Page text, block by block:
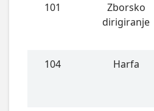
101
Zborsko
dirigiranje
104 Harfa